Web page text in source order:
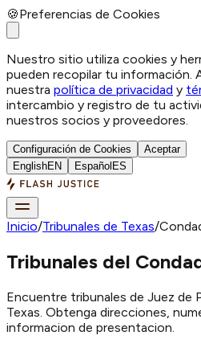
🍪Preferencias de Cookies
Nuestro sitio utiliza cookies y
pueden recopilar tu información.
nuestra política de privacidad y
intercambio y registro de tu
nuestros socios y proveedores.
Configuración de Cookies
Aceptar
EnglishEN Español ES
Inicio/Tribunales de Texas/
Tribunales del
Encuentre tribunales de Juez de
Texas. Obtenga direcciones,
informacion de presentacion.